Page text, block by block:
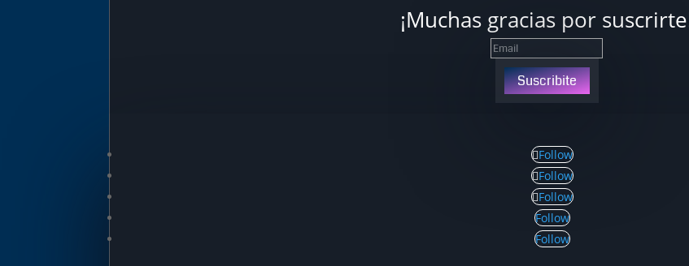
¡Muchas gracias por
Suscribite
Follow
Follow
Follow
Follow
Follow